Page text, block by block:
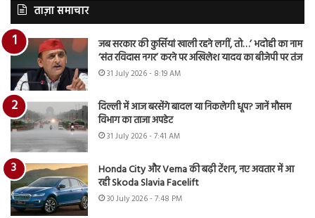
ताज़ा समाचार
जब सरकार की कुर्सियां खाली रहने लगीं, तो…’ भदोही का नाम
‘संत रविदास नगर’ करने पर अखिलेश यादव का बीजेपी पर तंज
31 July 2026 - 8:19 AM
दिल्ली में आज बरसेंगे बादल या निकलेगी धूप? जानें मौसम
विभाग का ताजा अपडेट
31 July 2026 - 7:41 AM
Honda City और Verna की बढ़ी टेंशन, नए अवतार में आ
रही Skoda Slavia Facelift
30 July 2026 - 7:48 PM